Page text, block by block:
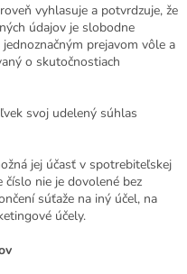
vyhlasuje a potvrdzuje, že
údajov je slobodne
prejavom vôle a
o skutočnostiach
svoj udelený súhlas
jej účasť v spotrebiteľskej
nie je dovolené bez
súťaže na iný účel, na
účely.